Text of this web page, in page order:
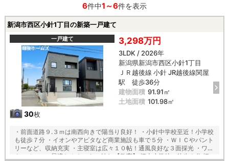
6件中1～6件を表示
新潟市西区小針1丁目の新築一戸建て
一戸建て
30枚
3,298万円
3LDK / 2026年
新潟県新潟市西区小針1丁目
ＪＲ越後線 小針 JR越後線関屋
駅 徒歩36分
建物面積 91.91㎡
土地面積 101.98㎡
・前面道路９.３ｍは南西向きで陽当り良好！ ・小針中学校至近！小学校
も徒歩７分 ・イオンやアピタなど商業施設も車で５分 ・ＷＩＣやパント
リーなど、収納充実 ・主寝室は広々１０帖！通風良好な３面採光 ・ワー
クスペースに最適なカウンター付き 【教育】 栖吉小学校 徒歩８分 栖